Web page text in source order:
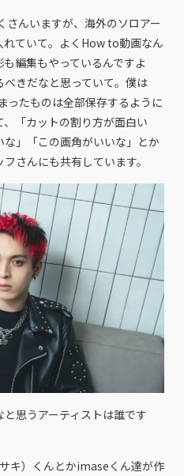
んいますが、海外のソロアー
ていて。よくHow to動画なん
編集もやっているんですよ
きだなと思っていて。僕は
ったものは全部保存するように
「カットの割り方が面白い
」「この画角がいいな」とか
さんにも共有しています。
と思うアーティストは誰です
キ）くんとかimaseくん達が作